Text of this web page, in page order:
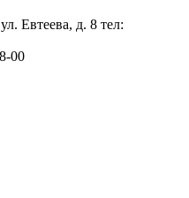
Евтеева, д. 8 тел:
00